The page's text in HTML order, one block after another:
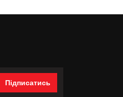
Підписатись